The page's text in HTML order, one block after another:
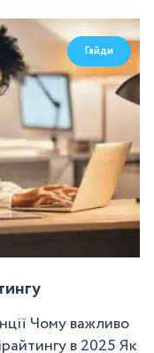
Гайди
Чому важливо
в 2025 Як